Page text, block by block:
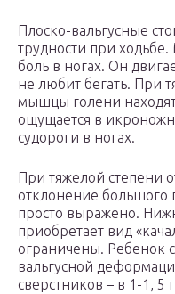
Плоско-вальгусные
трудности при ходьбе.
боль в ногах. Он
не любит бегать. При
мышцы голени
ощущается в
судороги в ногах.
При тяжелой степени
отклонение большого
просто выражено.
приобретает вид
ограничены. Ребенок
вальгусной
сверстников – в 1-1, 5